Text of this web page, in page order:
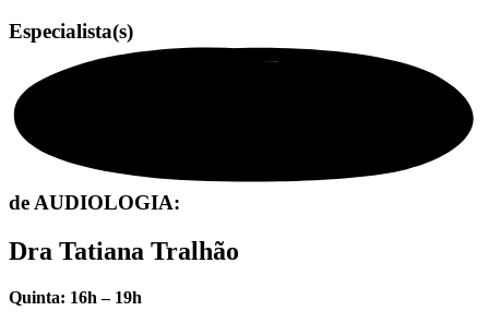
Especialista(s)
de AUDIOLOGIA:
Dra Tatiana Tralhão
Quinta: 16h – 19h